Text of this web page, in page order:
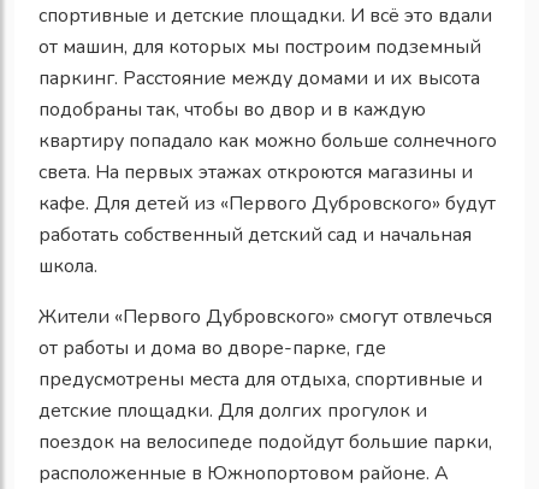
спортивные и детские площадки. И всё это вдали
от машин, для которых мы построим подземный
паркинг. Расстояние между домами и их высота
подобраны так, чтобы во двор и в каждую
квартиру попадало как можно больше солнечного
света. На первых этажах откроются магазины и
кафе. Для детей из «Первого Дубровского» будут
работать собственный детский сад и начальная
школа.
Жители «Первого Дубровского» смогут отвлечься
от работы и дома во дворе-парке, где
предусмотрены места для отдыха, спортивные и
детские площадки. Для долгих прогулок и
поездок на велосипеде подойдут большие парки,
расположенные в Южнопортовом районе. А